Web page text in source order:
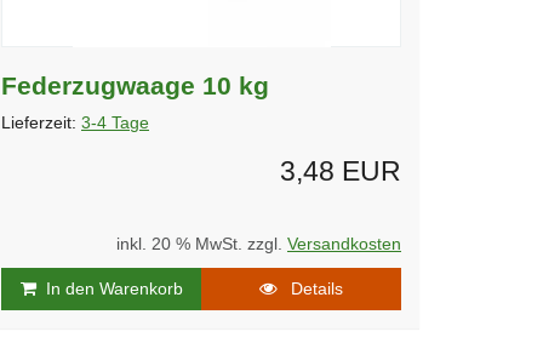
Federzugwaage 10 kg
Lieferzeit: 3-4 Tage
3,48 EUR
inkl. 20 % MwSt. zzgl. Versandkosten
In den Warenkorb Details